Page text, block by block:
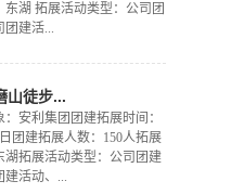
东湖 拓展活动类型：公司团
团建活...
山徒步...
：安利集团团建拓展时间：
团建拓展人数：150人拓展
湖拓展活动类型：公司团建
建活动、...